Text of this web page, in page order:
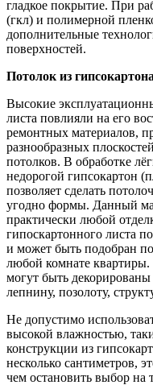
гладкое покрытие. При
(гкл) и полимерной
дополнительные
поверхностей.
Потолок из гипсокартона
Высокие
листа повлияли на его
ремонтных материалов,
разнообразных
потолков. В обработке
недорогой гипсокартон
позволяет сделать
угодно формы. Данный
практически любой
гипоскартонного листа
и может быть подобран
любой комнате
могут быть
лепнину, позолоту,
Не допустимо
высокой влажностью,
конструкции из
несколько сантиметров,
чем остановить выбор на